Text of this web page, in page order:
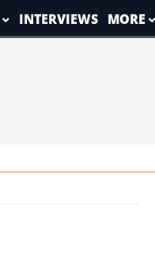
INTERVIEWS MORE